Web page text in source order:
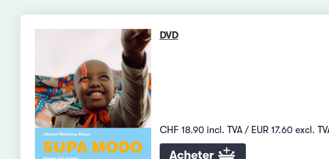
DVD
CHF 18.90 incl. TVA / EUR 17.60 excl.
Acheter